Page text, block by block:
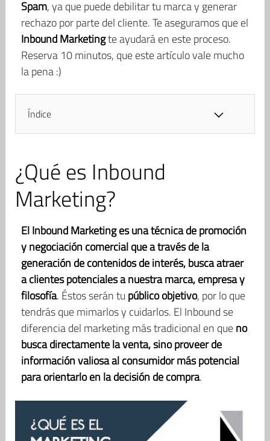
Spam, ya que puede debilitar tu marca y generar
rechazo por parte del cliente. Te aseguramos que el
Inbound Marketingte ayudará en este proceso.
Reserva 10 minutos, que este artículo vale mucho
la pena :)
Índice
¿Qué es Inbound
Marketing?
El Inbound Marketing es una técnica de promoción
y negociación comercial que a través de la
generación de contenidos de interés, busca atraer
a clientes potenciales a nuestra marca, empresa y
filosofía. Éstos serán tu público objetivo, por lo que
tendrás que mimarlos y cuidarlos. El Inbound se
diferencia del marketing más tradicional en queno
busca directamente la venta, sino proveer de
información valiosa al consumidor más potencial
para orientarlo en la decisión de compra.